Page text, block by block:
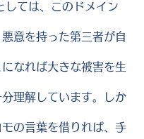
しては、このドメイン
意を持った第三者が自
なれば大きな被害を生
分理解しています。しか
モの言葉を借りれば、手